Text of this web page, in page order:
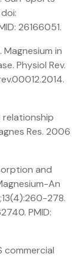
26166051.
Magnesium in
Physiol Rev.
relationship
Res. 2006
and
An
278.
PMID:
commercial